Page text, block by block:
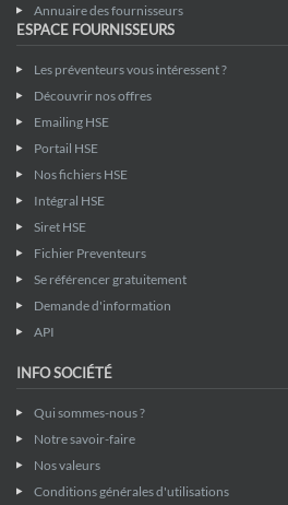
Annuaire des fournisseurs
ESPACE FOURNISSEURS
Les préventeurs vous intéressent ?
Découvrir nos offres
Emailing HSE
Portail HSE
Nos fichiers HSE
Intégral HSE
Siret HSE
Fichier Preventeurs
Se référencer gratuitement
Demande d'information
API
INFO SOCIÉTÉ
Qui sommes-nous ?
Notre savoir-faire
Nos valeurs
Conditions générales d'utilisations